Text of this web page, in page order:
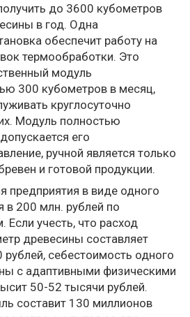
до 3600 кубометров
в год. Одна
обеспечит работу на
термообработки. Это
модуль
300 кубометров в месяц,
круглосуточно
Модуль полностью
его
ручной является только
и готовой продукции.
предприятия в виде одного
в 200 млн. рублей по
учесть, что расход
древесины составляет
себестоимость одного
с адаптивными физическими
50-52 тысячи рублей.
составит 130 миллионов